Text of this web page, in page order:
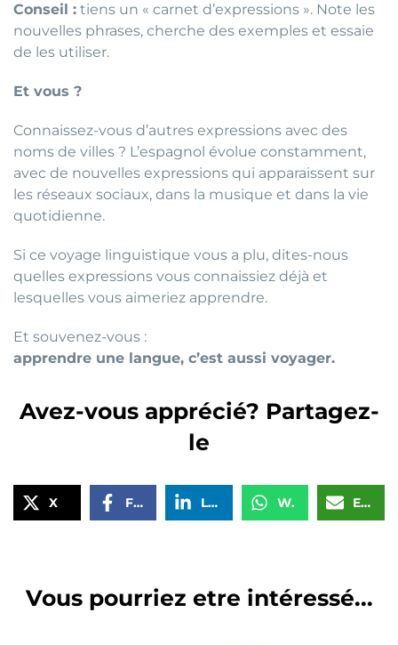
Conseil : tiens un « carnet d’expressions ». Note les
nouvelles phrases, cherche des exemples et essaie
de les utiliser.
Et vous ?
Connaissez-vous d’autres expressions avec des
noms de villes ? L’espagnol évolue constamment,
avec de nouvelles expressions qui apparaissent sur
les réseaux sociaux, dans la musique et dans la vie
quotidienne.
Si ce voyage linguistique vous a plu, dites-nous
quelles expressions vous connaissiez déjà et
lesquelles vous aimeriez apprendre.
Et souvenez-vous :
apprendre une langue, c’est aussi voyager.
Avez-vous apprécié? Partagez-
le
X Facebook LinkedIn WhatsApp Email
Vous pourriez etre intéressé...